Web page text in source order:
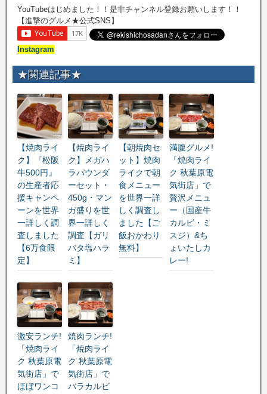
YouTubeはじめました！！是非チャンネル登録お願いします！！
【進撃のグルメ★公式SNS】
Instagram
★関連記事★
【焼肉ライ
ク】『松阪
牛500円』
の生産者応
援キャンペ
ーンを世界
一詳しく調
査しました
【6万食限
定】
【焼肉ライ
ク】メガハ
ラパウンダ
ーセット・
450g・マン
ガ盛りを世
界一詳しく
調査【ガリ
バタ塩ハラ
ミ】
【朝焼肉セ
ット】焼肉
ライクで朝
食メニュー
を世界一詳
しく調査し
ました【ご
飯おかわり
無料】
満腹グルメ!
「焼肉ライ
ク 秋葉原電
気街店」で
贅沢メニュ
ー（国産牛
カルビ・ミ
スジ）&ち
ょいたしカ
レー!
激安ランチ!
「焼肉ライ
ク 秋葉原電
気街店」で
ほぼワンコ
焼肉ランチ!
「焼肉ライ
ク 秋葉原電
気街店」で
バラカルビ